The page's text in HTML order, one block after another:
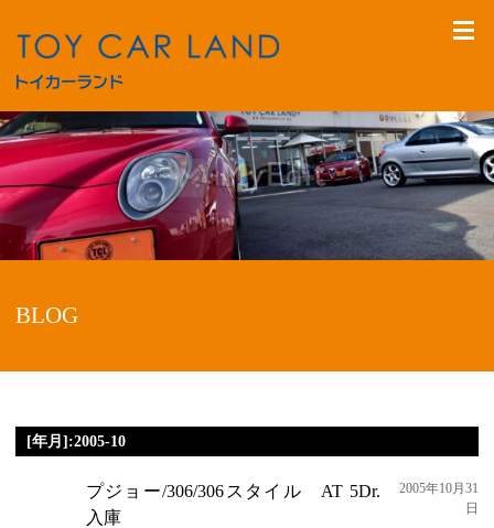
BLOG
[年月]:2005-10
プジョー/306/306スタイル AT 5Dr.
入庫
2005年10月31
日